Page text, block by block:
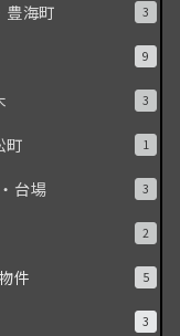
豊海町 3
9
3
町 1
台場 3
2
件 5
3